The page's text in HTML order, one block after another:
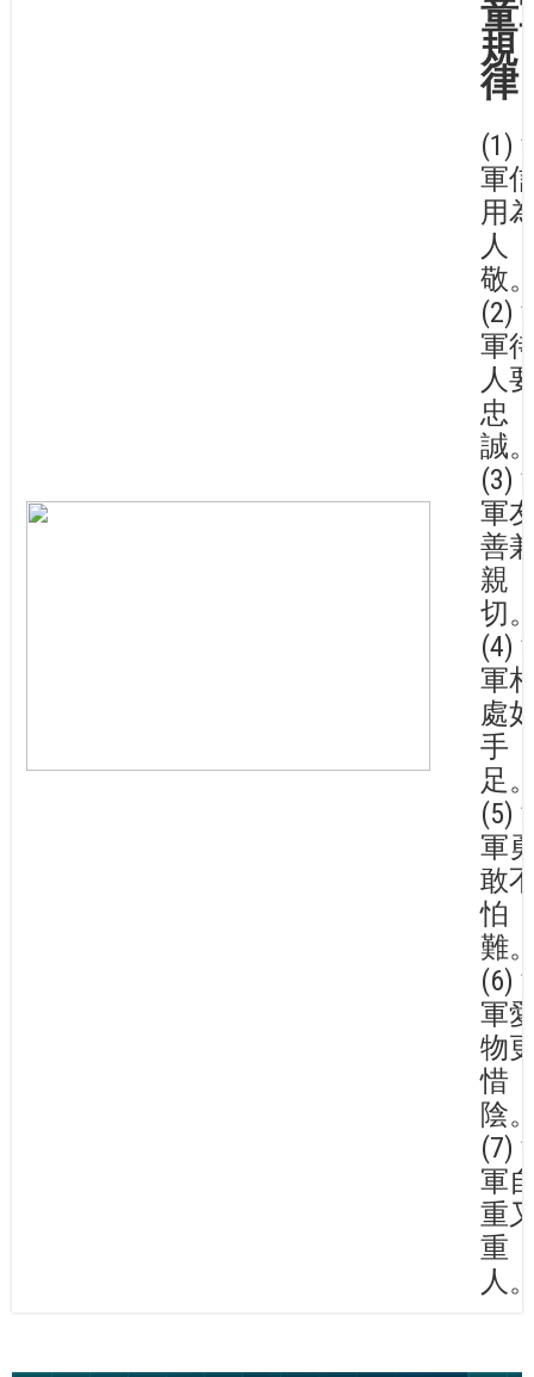
童
規
律
(1)
軍
用
人
敬
(2)
軍
人
忠
誠
(3)
軍
善
親
切
(4)
軍
處
手
足
(5)
軍
敢
怕
難
(6)
軍
物
惜
陰
(7)
軍
重
重
人